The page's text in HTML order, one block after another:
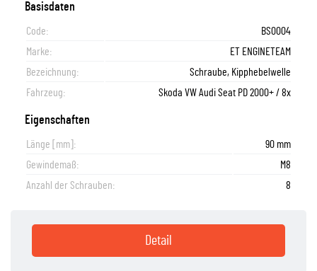
Basisdaten
Code:
BS0004
Marke:
ET ENGINETEAM
Bezeichnung:
Schraube, Kipphebelwelle
Fahrzeug:
Skoda VW Audi Seat PD 2000+ / 8x
Eigenschaften
Länge [mm]:
90 mm
Gewindemaß:
M8
Anzahl der Schrauben:
8
Detail